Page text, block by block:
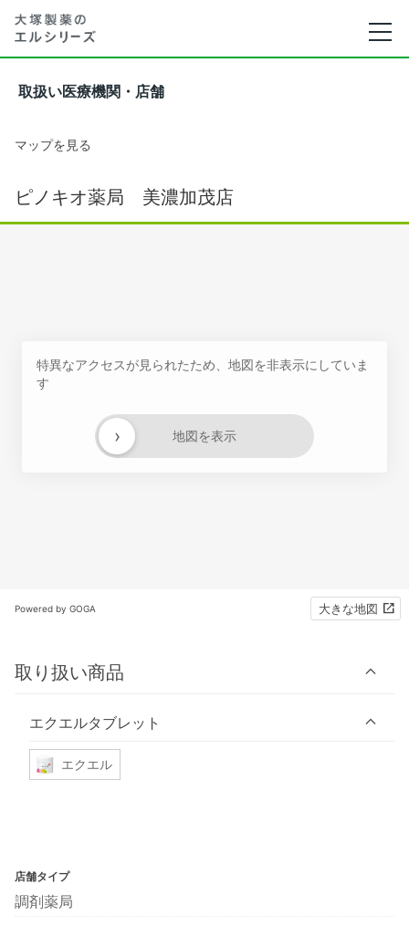
取扱い医療機関・店舗
マップを見る
ピノキオ薬局 美濃加茂店
特異なアクセスが見られたため、地図を非表示にしていま
す
地図を表示
›
Powered by GOGA 大きな地図
取り扱い商品
エクエルタブレット
エクエル
店舗タイプ
調剤薬局